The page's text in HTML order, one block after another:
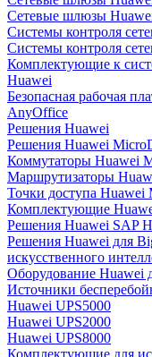
Сетевые шлюзы
Системы контроля
Системы контроля
Комплектующие к
Huawei
Безопасная рабочая
AnyOffice
Решения Huawei
Решения Huawei
Коммутаторы Huawei
Маршрутизаторы
Точки доступа Huawei
Комплектующие
Решения Huawei SAP
Решения Huawei для
искусственного
Оборудование Huawei
Источники
Huawei UPS5000
Huawei UPS2000
Huawei UPS8000
Комплектующие для